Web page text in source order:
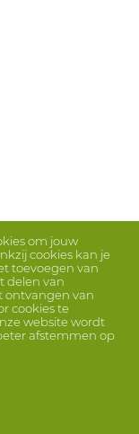
om jouw
cookies kan je
toevoegen van
delen van
ontvangen van
cookies te
website wordt
afstemmen op